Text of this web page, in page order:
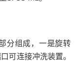
分组成，一是旋转
可连接冲洗装置。